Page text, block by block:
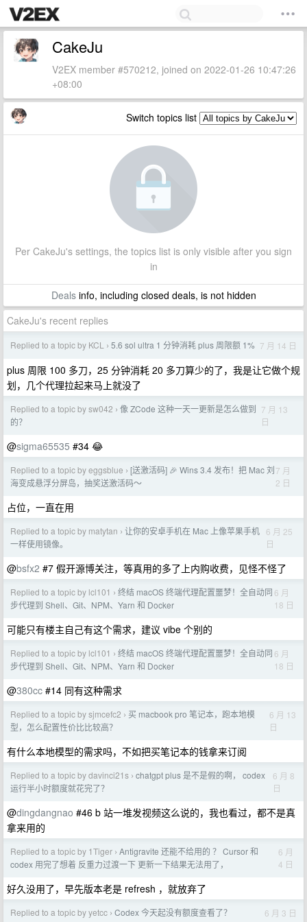
CakeJu
V2EX member #570212, joined on 2022-01-26 10:47:26
+08:00
Switch topics list
Per CakeJu's settings, the topics list is only visible after you sign
in
Dealsinfo, including closed deals, is not hidden
CakeJu's recent replies
Replied to a topic by KCL › 5.6 sol ultra 1 分钟消耗 plus 周限额 1% 7 月 14 日
plus 周限 100 多刀，25 分钟消耗 20 多刀算少的了，我是让它做个规
划，几个代理拉起来马上就没了
Replied to a topic by sw042 › 像 ZCode 这种一天一更新是怎么做到
的？
7 月 13
日
@sigma65535 #34 😂
Replied to a topic by eggsblue › [送激活码] 🎉 Wins 3.4 发布！把 Mac 刘
海变成悬浮分屏岛，抽奖送激活码～
7 月
2 日
占位，一直在用
Replied to a topic by matytan › 让你的安卓手机在 Mac 上像苹果手机
一样使用镜像。
6 月 25
日
@bsfx2 #7 假开源博关注，等真用的多了上内购收费，见怪不怪了
Replied to a topic by lcl101 › 终结 macOS 终端代理配置噩梦！全自动同
步代理到 Shell、Git、NPM、Yarn 和 Docker
6 月
18 日
可能只有楼主自己有这个需求，建议 vibe 个别的
Replied to a topic by lcl101 › 终结 macOS 终端代理配置噩梦！全自动同
步代理到 Shell、Git、NPM、Yarn 和 Docker
6 月
18 日
@380cc #14 同有这种需求
Replied to a topic by sjmcefc2 › 买 macbook pro 笔记本，跑本地模
型，怎么配置性价比比较高？
6 月 13
日
有什么本地模型的需求吗，不如把买笔记本的钱拿来订阅
Replied to a topic by davinci21s › chatgpt plus 是不是假的啊， codex
运行半小时额度就花完了？
6 月 8
日
@dingdangnao #46 b 站一堆发视频这么说的，我也看过，都不是真
拿来用的
Replied to a topic by 1Tiger › Antigravite 还能不给用的 ？ Cursor 和
codex 用完了想着 反重力过渡一下 更新一下结果无法用了，
6 月
4 日
好久没用了，早先版本老是 refresh ，就放弃了
Replied to a topic by yetcc › Codex 今天起没有额度查看了？ 6 月 3 日